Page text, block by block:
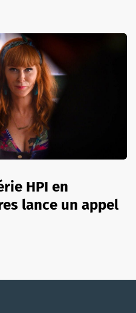
HPI en
lance un appel